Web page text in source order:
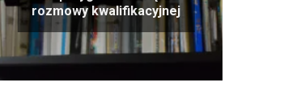
rozmowy kwalifikacyjnej